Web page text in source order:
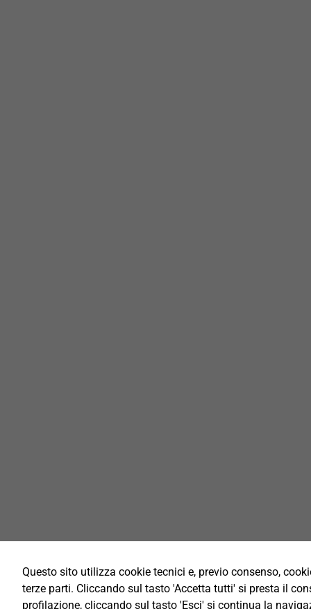
Questo sito utilizza cookie tecnici e, previo consenso,
terze parti. Cliccando sul tasto 'Accetta tutti' si presta il
profilazione, cliccando sul tasto 'Esci' si continua la